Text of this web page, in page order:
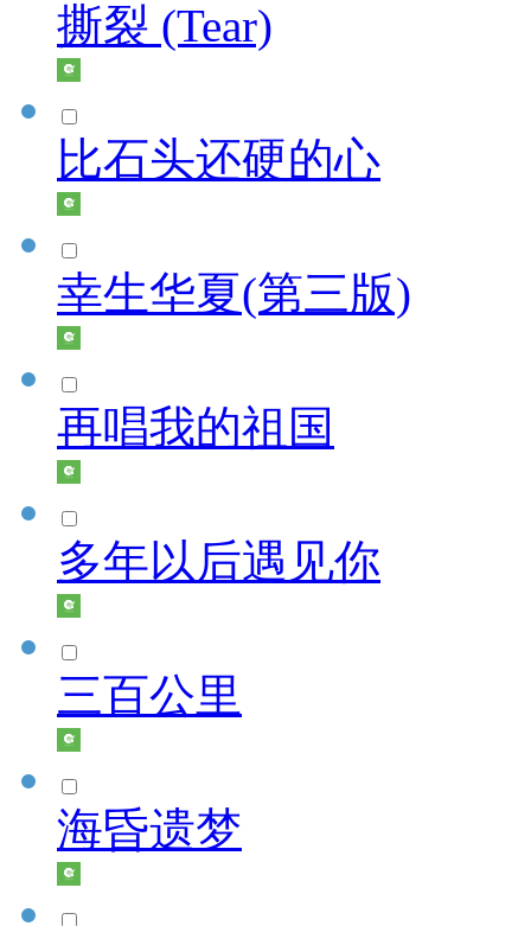
撕裂 (Tear)
比石头还硬的心
幸生华夏(第三版)
再唱我的祖国
多年以后遇见你
三百公里
海昏遗梦